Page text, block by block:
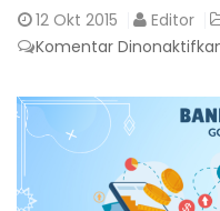
12 Okt 2015 Editor
Komentar